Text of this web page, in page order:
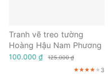
Tranh vẽ treo tường
Hoàng Hậu Nam Phương
100.000 ₫ 125.000 ₫
★★★★★
★★★★★
★★★★★ 3